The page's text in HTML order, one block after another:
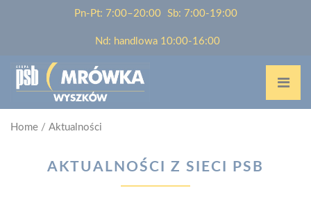
Pn-Pt: 7:00–20:00 Sb: 7:00-19:00
Nd: handlowa 10:00-16:00
Home / Aktualności
AKTUALNOŚCI Z SIECI PSB